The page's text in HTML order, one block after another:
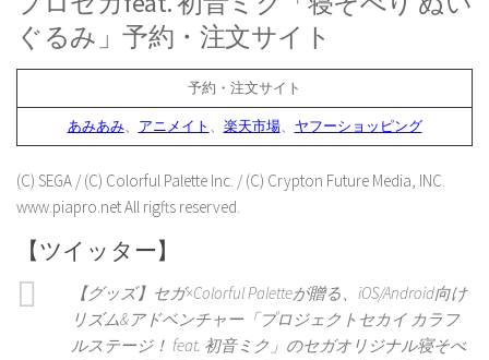
ぐるみ」予約・注文サイト
予約・注文サイト
あみあみ、 アニメイト 、 楽天市場、 ヤフーショッピング
(C) SEGA / (C) Colorful Palette Inc. / (C) Crypton Future Media, INC.
www.piapro.net All rigfts reserved.
【ツイッター】
【グッズ】セガ×Colorful Paletteが贈る、iOS/Android向け
リズム&アドベンチャー「プロジェクトセカイ カラフ
ルステージ！ feat. 初音ミク」のセガオリジナル寝そべ